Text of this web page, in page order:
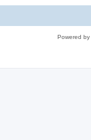
Powered by